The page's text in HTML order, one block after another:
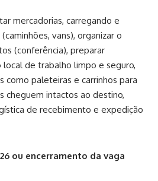
mercadorias, carregando e
vans), organizar o
(conferência), preparar
de trabalho limpo e seguro,
como paleteiras e carrinhos para
cheguem intactos ao destino,
de recebimento e expedição
ou encerramento da vaga